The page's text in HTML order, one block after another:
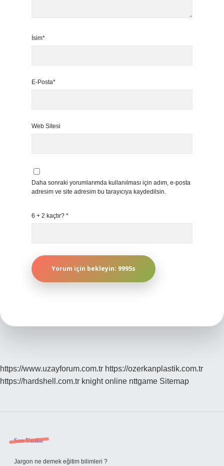
İsim*
E-Posta*
Web Sitesi
Daha sonraki yorumlarımda kullanılması için adım, e-posta
adresim ve site adresim bu tarayıcıya kaydedilsin.
6 + 2 kaçtır? *
https://www.uzayforum.com.tr https://ozerkanplastik.com.tr
https://hardshell.com.tr knight online nttgame Sitemap
Sidebar
Son Yazılar
Jargon ne demek eğitim bilimleri ?